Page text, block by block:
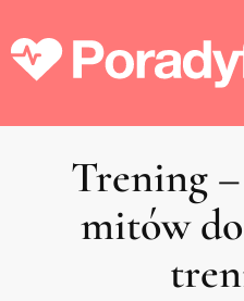
Trening
mitów